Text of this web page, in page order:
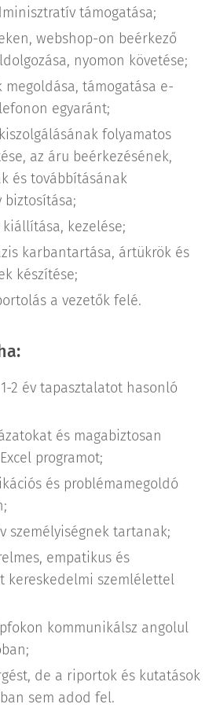
támogatása;
webshop-on beérkező
nyomon követése;
megoldása, támogatása e-
egyaránt;
folyamatos
az áru beérkezésének,
és továbbításának
kezelése;
karbantartása, ártükrök és
készítése;
a vezetők felé.
2 év tapasztalatot hasonló
és magabiztosan
programot;
és problémamegoldó
személyiségnek tartanak;
empatikus és
kereskedelmi szemlélettel
kommunikálsz angolul
de a riportok és kutatások
sem adod fel.